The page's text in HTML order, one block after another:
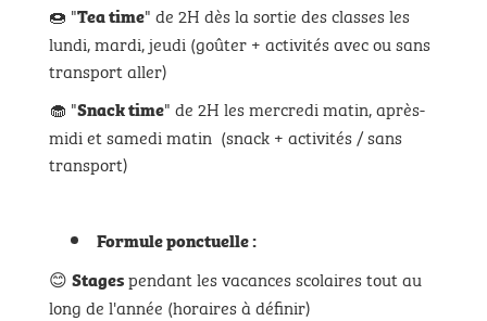
🍩 "Tea time" de 2H dès la sortie des classes les
lundi, mardi, jeudi (goûter + activités avec ou sans
transport aller)
🧁 "Snack time" de 2H les mercredi matin, après-
midi et samedi matin (snack + activités / sans
transport)
Formule ponctuelle :
😊 Stagespendant les vacances scolaires tout au
long de l'année (horaires à définir)